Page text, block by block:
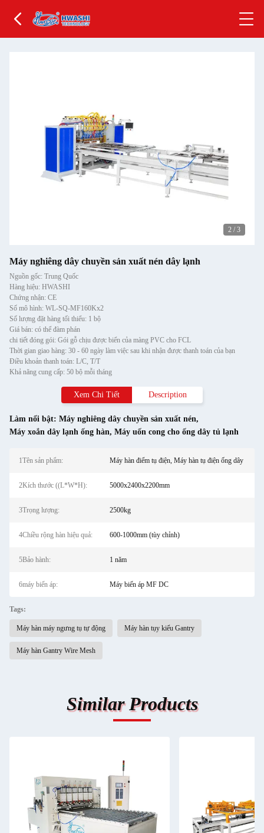
2 / 3
Máy nghiêng dây chuyền sản xuất nén dây lạnh
Nguồn gốc: Trung Quốc
Hàng hiệu: HWASHI
Chứng nhận: CE
Số mô hình: WL-SQ-MF160Kx2
Số lượng đặt hàng tối thiểu: 1 bộ
Giá bán: có thể đàm phán
chi tiết đóng gói: Gói gỗ chịu được biển của màng PVC cho FCL
Thời gian giao hàng: 30 - 60 ngày làm việc sau khi nhận được thanh toán của bạn
Điều khoản thanh toán: L/C, T/T
Khả năng cung cấp: 50 bộ mỗi tháng
Xem Chi Tiết Description
Làm nổi bật: Máy nghiêng dây chuyền sản xuất nén,
Máy xoắn dây lạnh ống hàn, Máy uốn cong cho ống dây tủ lạnh
1Tên sản phẩm: Máy hàn điểm tụ điện, Máy hàn tụ điện ống dây
2Kích thước ((L*W*H): 5000x2400x2200mm
3Trọng lượng: 2500kg
4Chiều rộng hàn hiệu quả: 600-1000mm (tùy chỉnh)
5Bảo hành: 1 năm
6máy biến áp: Máy biến áp MF DC
Tags:
Máy hàn máy ngưng tụ tự động Máy hàn tụy kiểu Gantry
Máy hàn Gantry Wire Mesh
Similar Products